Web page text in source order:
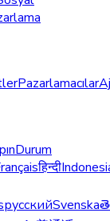
Pazarlamacılar
Durum
हिन्दी
русскийSvenska